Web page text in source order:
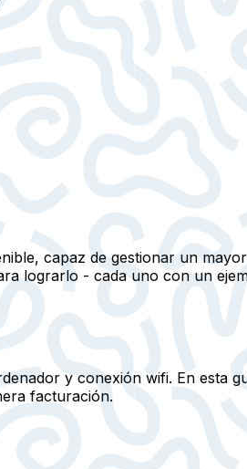
capaz de gestionar un
lograrlo - cada uno con un
y conexión wifi. En esta
facturación.